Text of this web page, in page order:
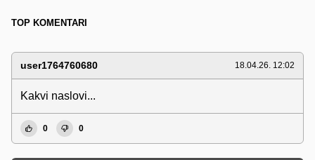
TOP KOMENTARI
user1764760680 18.04.26. 12:02
Kakvi naslovi...
0 0